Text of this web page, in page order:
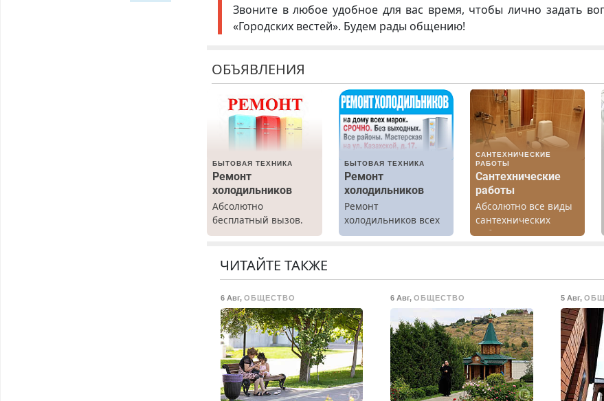
Звоните в любое удобное для вас время, чтобы лично задать
«Городских вестей». Будем рады общению!
ОБЪЯВЛЕНИЯ
БЫТОВАЯ ТЕХНИКА
Ремонт
холодильников
Абсолютно
бесплатный вызов.
Ремонт
марок на дому, с
гарантией. Все р-ны.
выходных.
Пенсионерам –
скидки до 40%.
Мастер со стажем.
БЫТОВАЯ ТЕХНИКА
Ремонт
холодильников
Ремонт
холодильников всех
марок на дому.
САНТЕХНИЧЕСКИЕ
РАБОТЫ
Сантехнические
работы
Абсолютно все виды
сантехнических
работ. Быстро.
ЧИТАЙТЕ ТАКЖЕ
6 Авг,ОБЩЕСТВО 6 Авг,ОБЩЕСТВО 5 Авг,